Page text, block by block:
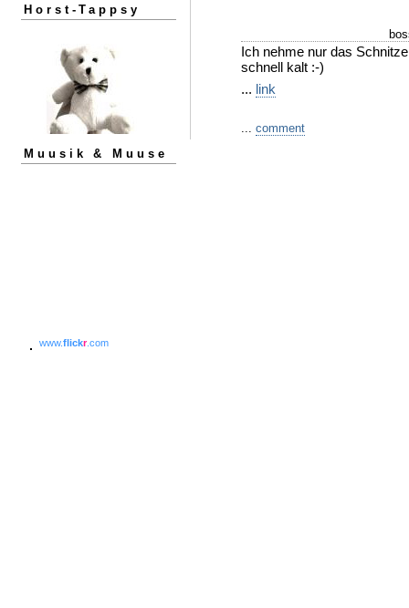
Horst-Tappsy
Muusik & Muuse
www.flickr.com
Ich nehme nur das
schnell kalt :-)
... link
... comment